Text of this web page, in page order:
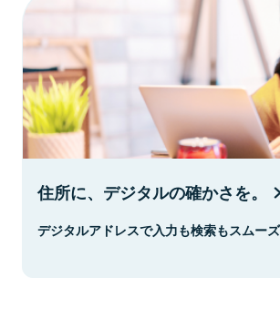
住所に、デジタルの確かさを。
デジタルアドレスで入力も検索もスムーズ